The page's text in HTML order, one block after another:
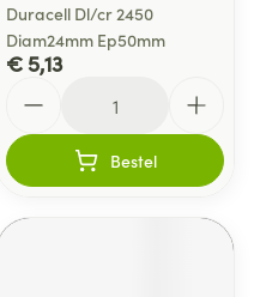
Duracell Dl/cr 2450
Diam24mm Ep50mm
€ 5,13
Bestel